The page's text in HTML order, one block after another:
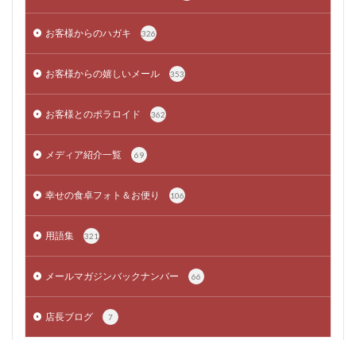
お客様からのハガキ 326
お客様からの嬉しいメール 353
お客様とのポラロイド 362
メディア紹介一覧 69
幸せの食卓フォト＆お便り 106
用語集 321
メールマガジンバックナンバー 66
店長ブログ 7